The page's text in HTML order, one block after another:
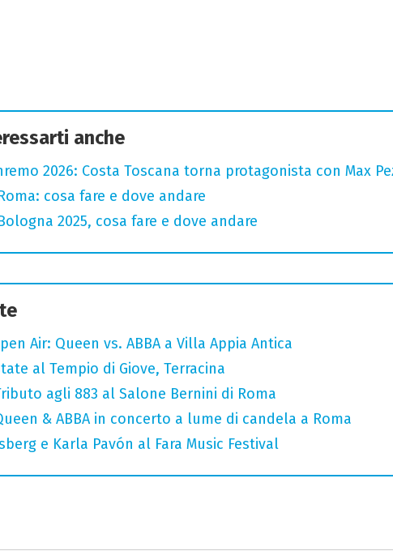
anche
2026: Costa Toscana torna protagonista con Max
cosa fare e dove andare
2025, cosa fare e dove andare
Air: Queen vs. ABBA a Villa Appia Antica
al Tempio di Giove, Terracina
agli 883 al Salone Bernini di Roma
& ABBA in concerto a lume di candela a Roma
e Karla Pavón al Fara Music Festival